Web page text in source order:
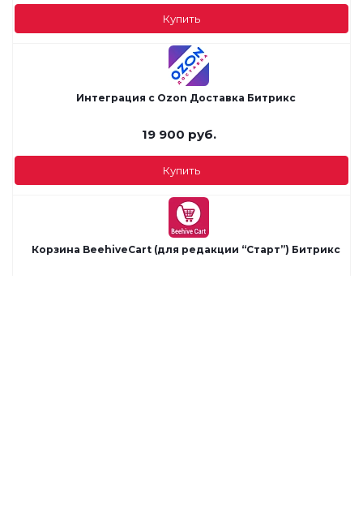
Купить
Интеграция с Ozon Доставка Битрикс
19 900 руб.
Купить
Корзина BeehiveСart (для редакции “Старт”) Битрикс